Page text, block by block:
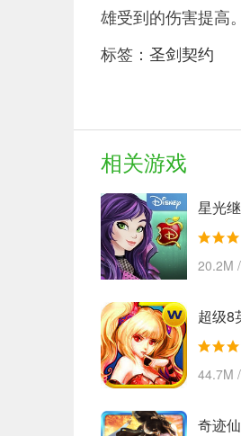
雄受到的伤害提高。
标签： 圣剑契约
相关游戏
星光
20.2M
超级8
44.7M
奇迹